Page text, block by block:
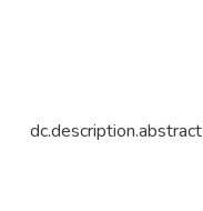
dc.description.abstract